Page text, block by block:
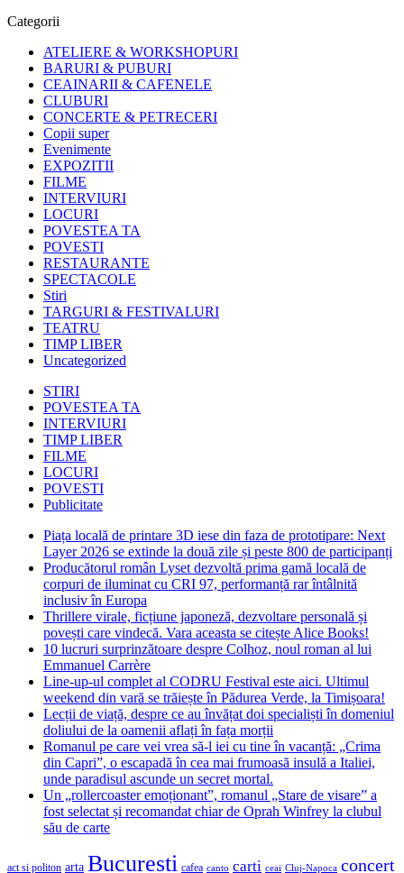
Categorii
ATELIERE & WORKSHOPURI
BARURI & PUBURI
CEAINARII & CAFENELE
CLUBURI
CONCERTE & PETRECERI
Copii super
Evenimente
EXPOZITII
FILME
INTERVIURI
LOCURI
POVESTEA TA
POVESTI
RESTAURANTE
SPECTACOLE
Stiri
TARGURI & FESTIVALURI
TEATRU
TIMP LIBER
Uncategorized
STIRI
POVESTEA TA
INTERVIURI
TIMP LIBER
FILME
LOCURI
POVESTI
Publicitate
Piața locală de printare 3D iese din faza de prototipare: Next
Layer 2026 se extinde la două zile și peste 800 de participanți
Producătorul român Lyset dezvoltă prima gamă locală de
corpuri de iluminat cu CRI 97, performanță rar întâlnită
inclusiv în Europa
Thrillere virale, ficțiune japoneză, dezvoltare personală și
povești care vindecă. Vara aceasta se citește Alice Books!
10 lucruri surprinzătoare despre Colhoz, noul roman al lui
Emmanuel Carrère
Line-up-ul complet al CODRU Festival este aici. Ultimul
weekend din vară se trăiește în Pădurea Verde, la Timișoara!
Lecții de viață, despre ce au învățat doi specialiști în domeniul
doliului de la oamenii aflați în fața morții
Romanul pe care vei vrea să-l iei cu tine în vacanță: „Crima
din Capri”, o escapadă în cea mai frumoasă insulă a Italiei,
unde paradisul ascunde un secret mortal.
Un „rollercoaster emoționant”, romanul „Stare de visare” a
fost selectat și recomandat chiar de Oprah Winfrey la clubul
său de carte
act si politon arta Bucuresti cafea canto carti ceai Cluj-Napoca concert